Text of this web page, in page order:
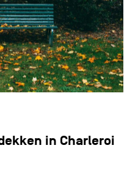
in Charleroi